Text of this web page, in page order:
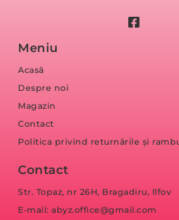
Meniu
Acasă
Despre noi
Magazin
Contact
Politica privind returnările și
Contact
Str. Topaz, nr 26H, Bragadiru, Ilfov
E-mail: abyz.office@gmail.com